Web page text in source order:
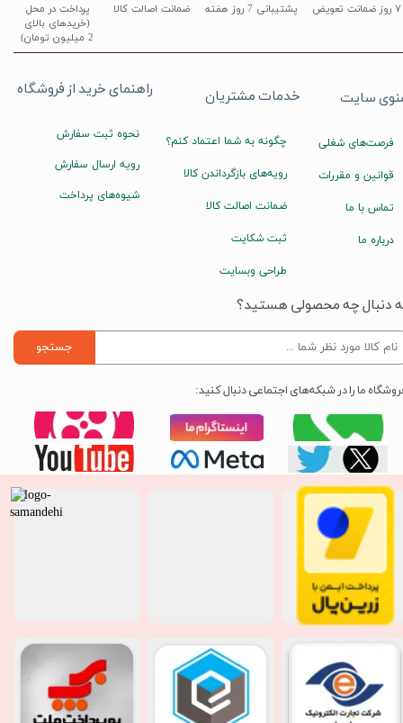
پشتیبانی 7 روز هفته
پرداخت در محل
(خریدهای بالای
2 میلیون تومان)
۷ روز ضمانت تعویض ضمانت اصالت کالا
راهنمای خرید از فروشگاه
نحوه ثبت سفارش
رویه ارسال سفارش
شیوه‌های پرداخت
خدمات مشتریان
چگونه به شما اعتماد کنم؟
رویه‌های بازگرداندن کالا
ضمانت اصالت کالا
ثبت شکایت
طراحی وبسایت
سایت
فرصت‌های شغلی
قوانین و مقررات
تماس با ما
درباره ما
دنبال چه محصولی هستید؟
جستجو
ما را در شبکه‌های اجتماعی دنبال کنید: